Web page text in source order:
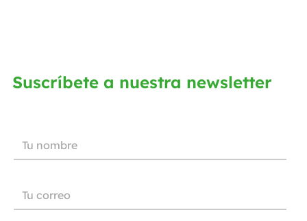
Suscríbete a nuestra newsletter